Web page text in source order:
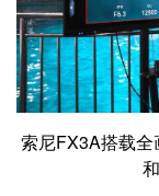
索尼FX3A搭载